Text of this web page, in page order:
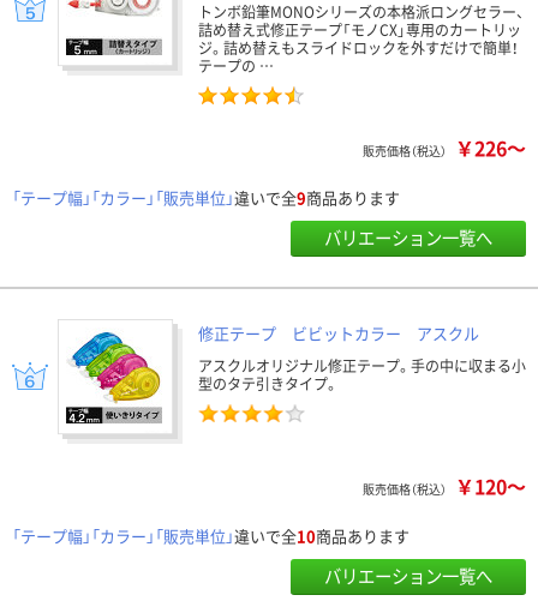
トンボ鉛筆MONOシリーズの本格派ロングセラー、
詰め替え式修正テープ「モノCX」専用のカートリッ
ジ。詰め替えもスライドロックを外すだけで簡単！
テープの …
販売価格（税込） ￥226～
「テープ幅」「カラー」「販売単位」違いで全9商品あります
バリエーション一覧へ
修正テープ ビビットカラー アスクル
アスクルオリジナル修正テープ。手の中に収まる小
型のタテ引きタイプ。
販売価格（税込） ￥120～
「テープ幅」「カラー」「販売単位」違いで全10商品あります
バリエーション一覧へ